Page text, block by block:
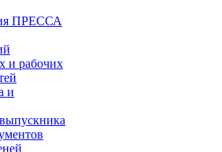
ПРЕССА
и рабочих
и